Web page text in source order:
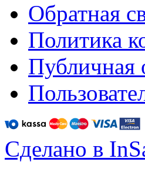
Обратная
Политика
Публичная
Сделано в